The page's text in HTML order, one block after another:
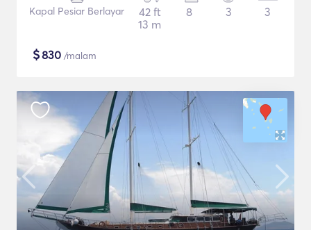
Kapal Pesiar Berlayar
42 ft
13 m
8 3 3
$830 /malam